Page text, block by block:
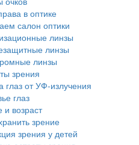
в оптике
салон оптики
линзы
линзы
линзы
зрения
глаз от УФ-излучения
глаз
и возраст
зрение
зрения у детей